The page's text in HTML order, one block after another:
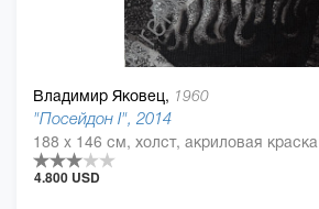
Владимир Яковец, 1960
"Посейдон I", 2014
188 x 146 см, холст, акриловая краска
4.800 USD